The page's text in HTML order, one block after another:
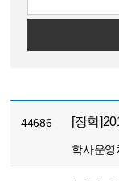
44686
학사운영